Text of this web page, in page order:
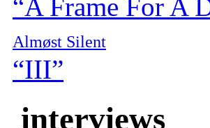
“A Frame For A
Almøst Silent
“III”
interviews